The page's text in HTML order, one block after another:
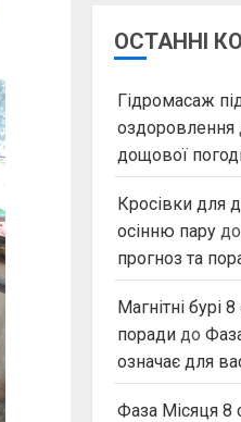
ОСТАННІ
Гідромасаж
оздоровлення
дощової
Кросівки для
осінню парудо
прогноз та
Магнітні бурі
порадидо
означає для
Фаза Місяця 8